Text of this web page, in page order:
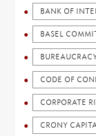
BANK OF
BASEL
CODE OF
CORPORATE
CRONY